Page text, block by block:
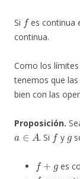
Si es continua
continua.
Como los
tenemos que
bien con las
Proposición.
a ∈A
. Si
f
y
g
+
es
fg